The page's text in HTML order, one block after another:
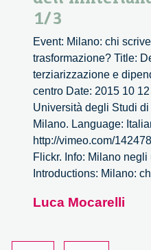
1/3
Event: Milano: chi
trasformazione? Title:
terziarizzazione e
centro Date: 2015 10
Università degli Studi
Milano. Language:
http://vimeo.com/
Flickr. Info: Milano negli
Introductions: Milano:
Luca Mocarelli